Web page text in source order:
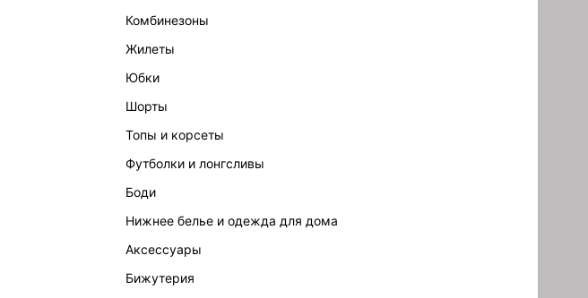
комбинезоны
жилеты
юбки
шорты
топы и корсеты
футболки и лонгсливы
боди
нижнее белье и одежда для дома
аксессуары
бижутерия